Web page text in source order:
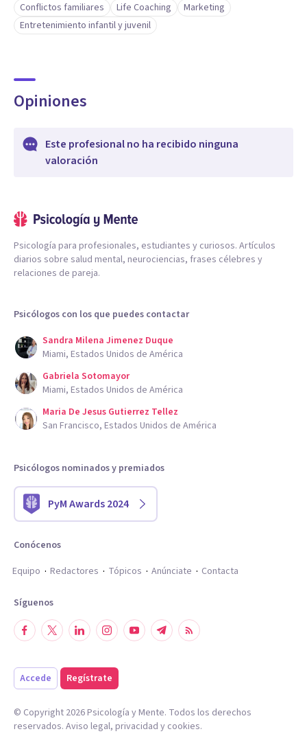
Conflictos familiares Life Coaching
Marketing
Entretenimiento infantil y juvenil
Opiniones
Este profesional no ha recibido ninguna
valoración
Psicología para profesionales, estudiantes y curiosos. Artículos
diarios sobre salud mental, neurociencias, frases célebres y
relaciones de pareja.
Psicólogos con los que puedes contactar
Sandra Milena Jimenez Duque
Miami, Estados Unidos de América
Gabriela Sotomayor
Miami, Estados Unidos de América
Maria De Jesus Gutierrez Tellez
San Francisco, Estados Unidos de América
Psicólogos nominados y premiados
PyM Awards 2024
Conócenos
Equipo
Redactores Tópicos Anúnciate Contacta
Síguenos
Accede Regístrate
© Copyright 2026Psicología y Mente. Todos los derechos
reservados. Aviso legal, privacidad y cookies.